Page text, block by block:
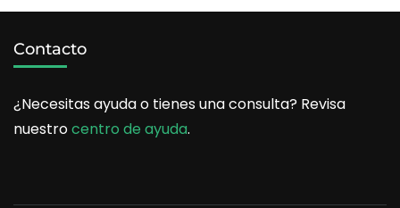
Contacto
¿Necesitas ayuda o tienes una consulta? Revisa
nuestrocentro de ayuda.